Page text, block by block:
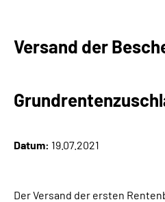
Karriere
Versand der
Datum: 19.07.2021
Der Versand der ersten